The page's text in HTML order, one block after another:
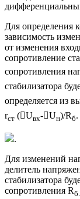
Для определения
зависимость
от изменения
сопротивление
сопротивления
стабилизатора
определяется из
rст (Uвх-Uн)/Rб.
.
Для изменений
делитель
стабилизатора
сопротивления Rб.